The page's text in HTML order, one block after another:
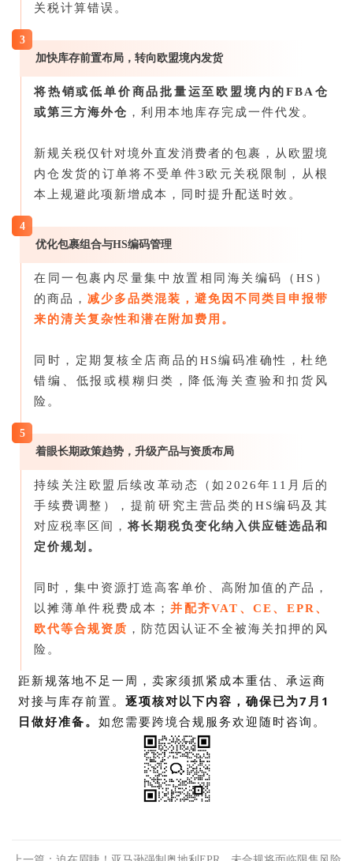
关税计算错误。
3
加快库存前置布局，转向欧盟境内发货
将热销或低单价商品批量运至欧盟境内的FBA仓
或第三方海外仓 ，利用本地库存完成一件代发。
新规关税仅针对境外直发消费者的包裹，从欧盟境
内仓发货的订单将不受单件3欧元关税限制，从根
本上规避此项新增成本，同时提升配送时效。
4
优化包裹组合与HS编码管理
在同一包裹内尽量集中放置相同海关编码（HS）
的商品， 减少多品类混装，避免因不同类目申报带
来的清关复杂性和潜在附加费用。
同时，定期复核全店商品的HS编码准确性，杜绝
错编、低报或模糊归类，降低海关查验和扣货风
险。
5
着眼长期政策趋势，升级产品与资质布局
持续关注欧盟后续改革动态（如2026年11月后的
手续费调整），提前研究主营品类的HS编码及其
对应税率区间，将长期税负变化纳入供应链选品和
定价规划。
同时，集中资源打造高客单价、高附加值的产品，
以摊薄单件税费成本； 并配齐VAT、CE、EPR、
欧代等合规资质 ，防范因认证不全被海关扣押的风
险。
距新规落地不足一周，卖家须抓紧成本重估、承运商
对接与库存前置。 逐项核对以下内容，确保已为7月1
日做好准备。 如您需要跨境合规服务欢迎随时咨询。